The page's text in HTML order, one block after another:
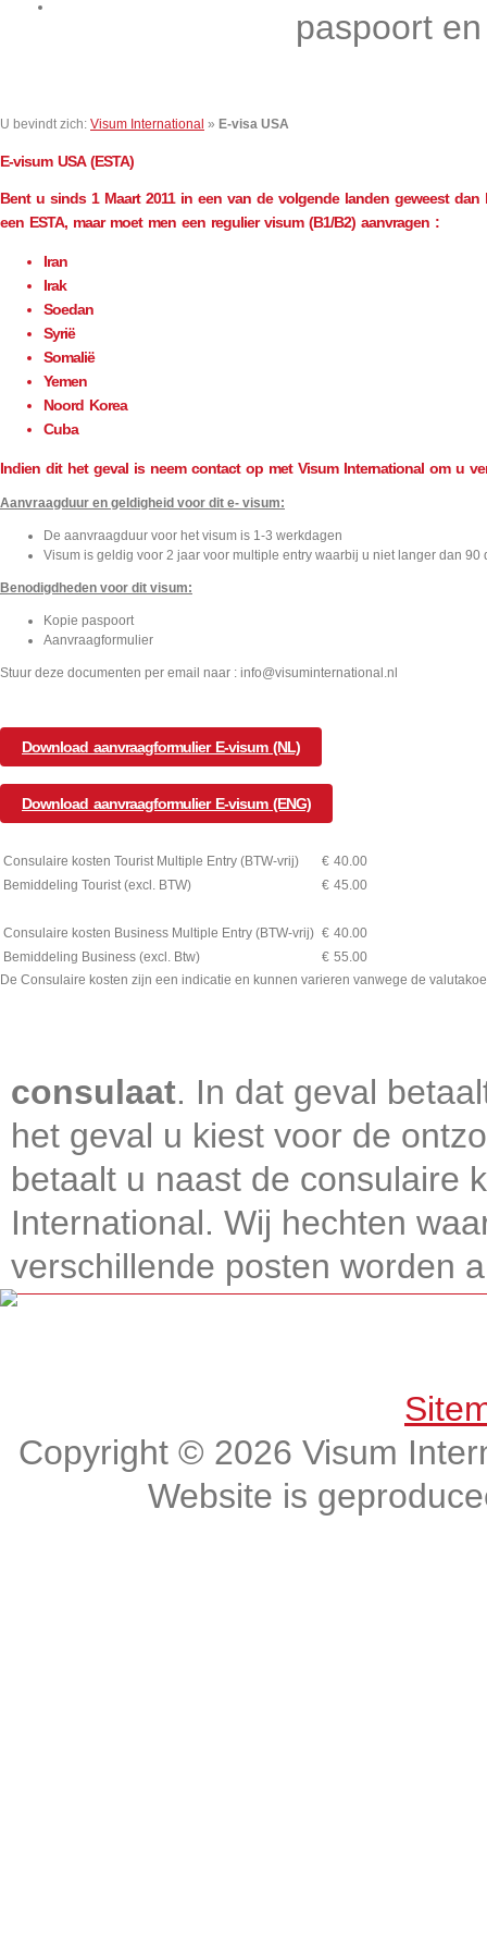
U bevindt zich: Visum International » E-visa USA
E-visum USA (ESTA)
Bent u sinds 1 Maart 2011 in een van de volgende landen geweest
een ESTA, maar moet men een regulier visum (B1/B2) aanvragen :
Iran
Irak
Soedan
Syrië
Somalië
Yemen
Noord Korea
Cuba
Indien dit het geval is neem contact op met Visum International om u
Aanvraagduur en geldigheid voor dit e- visum:
De aanvraagduur voor het visum is 1-3 werkdagen
Visum is geldig voor 2 jaar voor multiple entry waarbij u niet langer dan
Benodigdheden voor dit visum:
Kopie paspoort
Aanvraagformulier
Stuur deze documenten per email naar : info@visuminternational.nl
Download aanvraagformulier E-visum (NL)
Download aanvraagformulier E-visum (ENG)
Consulaire kosten Tourist Multiple Entry (BTW-vrij) € 40.00
Bemiddeling Tourist (excl. BTW)
€ 45.00
Consulaire kosten Business Multiple Entry (BTW-vrij) € 40.00
Bemiddeling Business (excl. Btw)
€ 55.00
De Consulaire kosten zijn een indicatie en kunnen varieren vanwege de
paspoort
consulaat. In dat geval
het geval u kiest voor de
betaalt u naast de consulaire
International. Wij hechten
verschillende posten worden
Copyright © 2026 Visum
Website is